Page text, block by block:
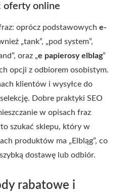
oferty online
oprócz podstawowych e-
„tank”, „pod system”,
oraz „e papierosy elblag”
opcji z odbiorem osobistym.
klientów i wysyłce do
Dobre praktyki SEO
w opisach fraz
szukać sklepu, który w
produktów ma „Elbląg”, co
dostawę lub odbiór.
rabatowe i